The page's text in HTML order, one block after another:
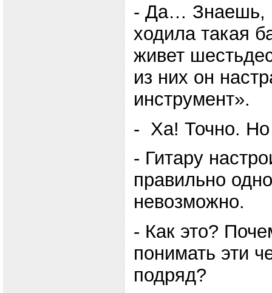
- Да… Знаешь,
ходила такая
живет
из них он
инструмент».
- Ха! Точно. Но
- Гитару
правильно
невозможно.
- Как это?
понимать эти
подряд?